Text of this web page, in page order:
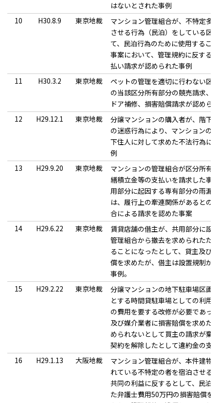
はないとされた事例
10
H30.8.9 東京地裁
マンション管理組合が、不特定多
させる行為（民泊）をしている区
て、民泊行為のために使用するこ
事案において、管理規約に反する
払い請求が認められた事例
11
H30.3.2 東京地裁
ペットの管理を適切に行わない区
の当該区分所有部分の競売請求、
ドア補修、損害賠償請求が認めら
12
H29.12.1 東京地裁
分譲マンションの購入者が、階下
の迷惑行為により、マンションの
下住人に対して求めた不法行為に
例
13
H29.9.20 東京地裁
マンションの管理組合が区分所有
繕積立金等の支払いを請求した事
用部分に起因する専有部分の雨漏
は、履行上の牽連関係があるとの
合による請求を認めた事案
14
H29.6.22 東京地裁
賃貸店舗の借主が、共用部分に設
管理組合から撤去を求められたた
ることになったとして、貸主及び
償を求めたが、借主は設置規制が
事例。
15
H29.2.22 東京地裁
分譲マンションの地下駐車場区画
とする時間貸駐車場としての利用
の費用を要する改修が必要であっ
及び媒介業者に損害賠償を求めた
められないとして買主の請求が棄
契約を解除したとして違約金の支
16
H29.1.13 大阪地裁
マンション管理組合が、本件建物
れている不特定の者を宿泊させる
共同の利益に反するとして、民泊
た弁護士費用50万円の損害賠償を